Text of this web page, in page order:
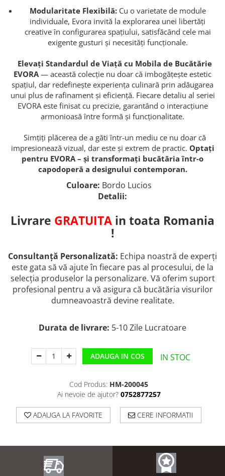
Modularitate Flexibilă:Cu o varietate de module
individuale, Evora invită la explorarea unei libertăți
creative în configurarea spațiului, satisfăcând cele mai
exigente gusturi și necesități funcționale.
Elevați Standardul de Viață cu Mobila de Bucătărie
EVORA — această colecție nu doar că imbogățește estetic
spațiul, dar redefinește experiența culinară prin adăugarea
unui plus de rafinament și eficiență. Fiecare detaliu al seriei
EVORA este finisat cu precizie, garantând o interacțiune
armonioasă între formă și funcționalitate.
Simțiți plăcerea de a găti într-un mediu ce nu doar că
impresionează vizual, dar este și extrem de practic. Optați
pentru EVORA – și transformați bucătăria într-o
capodoperă a designului contemporan.
Culoare: Bordo Lucios
Detalii:
Livrare GRATUITA in toata Romania
!
Consultanță Personalizată: Echipa noastră de experți
este gata să vă ajute în fiecare pas al procesului, de la
selecția produselor la personalizare. Vă oferim suport
profesional pentru a vă asigura că bucătăria visurilor
dumneavoastră devine realitate.
Durata de livrare: 5-10 Zile Lucratoare
ADAUGA IN COS IN STOC
Cod Produs: HM-200045
Ai nevoie de ajutor? 0752877257
ADAUGA LA FAVORITE CERE INFORMATII